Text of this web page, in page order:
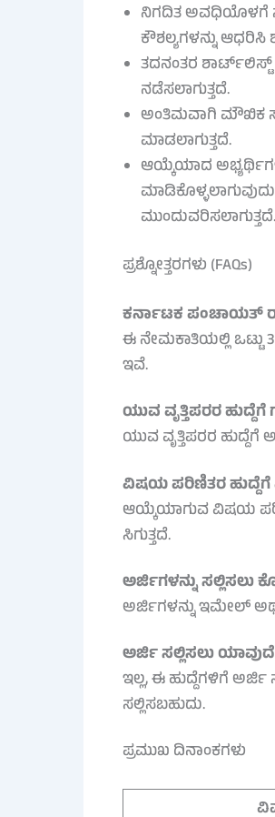
ನಿಗದಿತ ಅವಧಿಯೊಳಗೆ
ಕೌಶಲ್ಯಗಳನ್ನು ಆಧರಿಸಿ
ತದನಂತರ ಶಾರ್ಟ್‌ಲಿಸ್ಟ್
ನಡೆಸಲಾಗುತ್ತದೆ.
ಅಂತಿಮವಾಗಿ ಮೌಖಿಕ
ಮಾಡಲಾಗುತ್ತದೆ.
ಆಯ್ಕೆಯಾದ
ಮುಂದುವರಿಸಲಾಗುತ್ತದೆ.
ಪ್ರಶ್ನೋತ್ತರಗಳು (FAQs)
ಕರ್ನಾಟಕ ಪಂಚಾಯತ್
ಈ ನೇಮಕಾತಿಯಲ್ಲಿ ಒಟ್ಟು
ಇವೆ.
ಯುವ ವೃತ್ತಿಪರರ
ಯುವ ವೃತ್ತಿಪರರ
ವಿಷಯ ಪರಿಣಿತರ ಹುದ್ದೆಗೆ
ಆಯ್ಕೆಯಾಗುವ ವಿಷಯ
ಸಿಗುತ್ತದೆ.
ಅರ್ಜಿಗಳನ್ನು ಸಲ್ಲಿಸಲು
ಅರ್ಜಿಗಳನ್ನು ಇಮೇಲ್
ಅರ್ಜಿ ಸಲ್ಲಿಸಲು
ಇಲ್ಲ, ಈ ಹುದ್ದೆಗಳಿಗೆ
ಸಲ್ಲಿಸಬಹುದು.
ಪ್ರಮುಖ ದಿನಾಂಕಗಳು